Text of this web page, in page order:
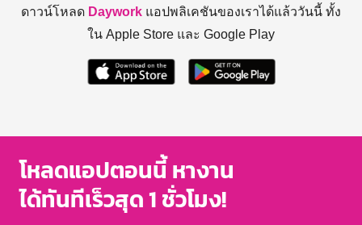
ดาวน์โหลด Daywork แอปพลิเคชันของเราได้แล้ววันนี้ ทั้ง
ใน Apple Store และ Google Play
โหลดแอปตอนนี้ หางาน
ได้ทันทีเร็วสุด 1 ชั่วโมง!